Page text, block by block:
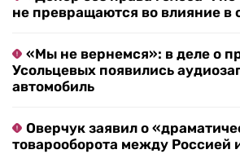
не превращаются во влияние в
«Мы не вернемся»: в деле о
Усольцевых появились
автомобиль
Оверчук заявил о
товарооборота между Россией